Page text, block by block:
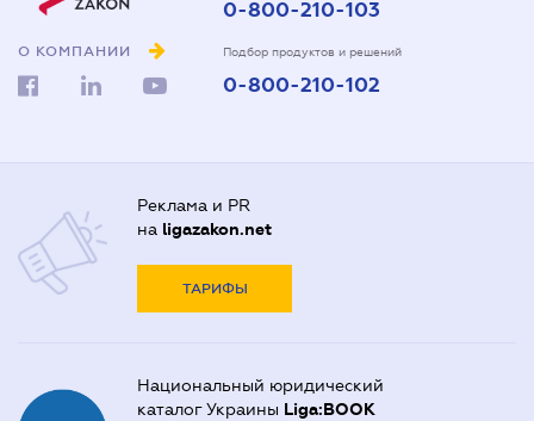
О КОМПАНИИ
0-800-210-103
Подбор продуктов и решений
0-800-210-102
Реклама и PR
на ligazakon.net
ТАРИФЫ
Национальный юридический
каталог Украины Liga:BOOK